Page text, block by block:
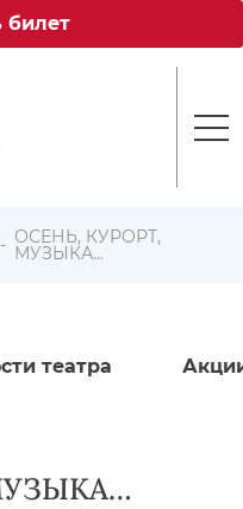
билет
ОСЕНЬ, КУРОРТ,
МУЗЫКА…
театра